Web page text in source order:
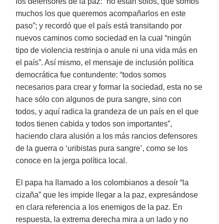
muchos los que queremos acompañarlos en este
paso”; y recordó que el país está transitando por
nuevos caminos como sociedad en la cual “ningún
tipo de violencia restrinja o anule ni una vida más en
el país”. Así mismo, el mensaje de inclusión política
democrática fue contundente: “todos somos
necesarios para crear y formar la sociedad, esta no se
hace sólo con algunos de pura sangre, sino con
todos, y aquí radica la grandeza de un país en el que
todos tienen cabida y todos son importantes”,
haciendo clara alusión a los más rancios defensores
de la guerra o ‘uribistas pura sangre’, como se los
conoce en la jerga política local.
El papa ha llamado a los colombianos a desoír “la
cizaña” que les impide llegar a la paz, expresándose
en clara referencia a los enemigos de la paz. En
respuesta, la extrema derecha mira a un lado y no